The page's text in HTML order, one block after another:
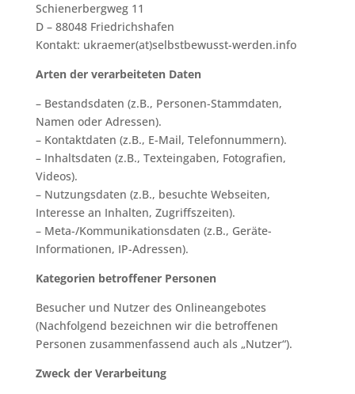
Schienerbergweg 11
D – 88048 Friedrichshafen
Kontakt: ukraemer(at)selbstbewusst-werden.info
Arten der verarbeiteten Daten
– Bestandsdaten (z.B., Personen-Stammdaten,
Namen oder Adressen).
– Kontaktdaten (z.B., E-Mail, Telefonnummern).
– Inhaltsdaten (z.B., Texteingaben, Fotografien,
Videos).
– Nutzungsdaten (z.B., besuchte Webseiten,
Interesse an Inhalten, Zugriffszeiten).
– Meta-/Kommunikationsdaten (z.B., Geräte-
Informationen, IP-Adressen).
Kategorien betroffener Personen
Besucher und Nutzer des Onlineangebotes
(Nachfolgend bezeichnen wir die betroffenen
Personen zusammenfassend auch als „Nutzer“).
Zweck der Verarbeitung